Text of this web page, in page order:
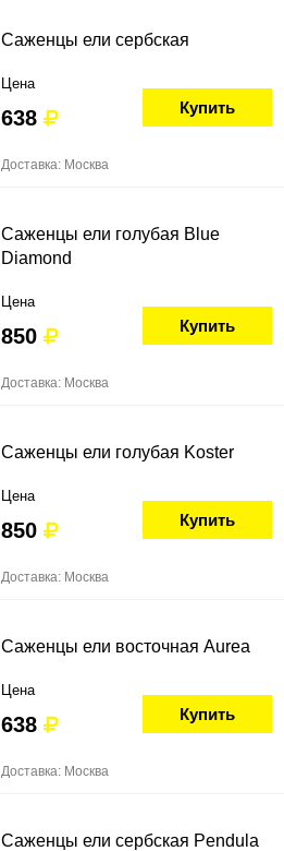
Саженцы ели сербская
Цена
638 Купить
Доставка: Москва
Саженцы ели голубая Blue
Diamond
Цена
850 Купить
Доставка: Москва
Саженцы ели голубая Koster
Цена
850 Купить
Доставка: Москва
Саженцы ели восточная Aurea
Цена
638 Купить
Доставка: Москва
Саженцы ели сербская Pendula